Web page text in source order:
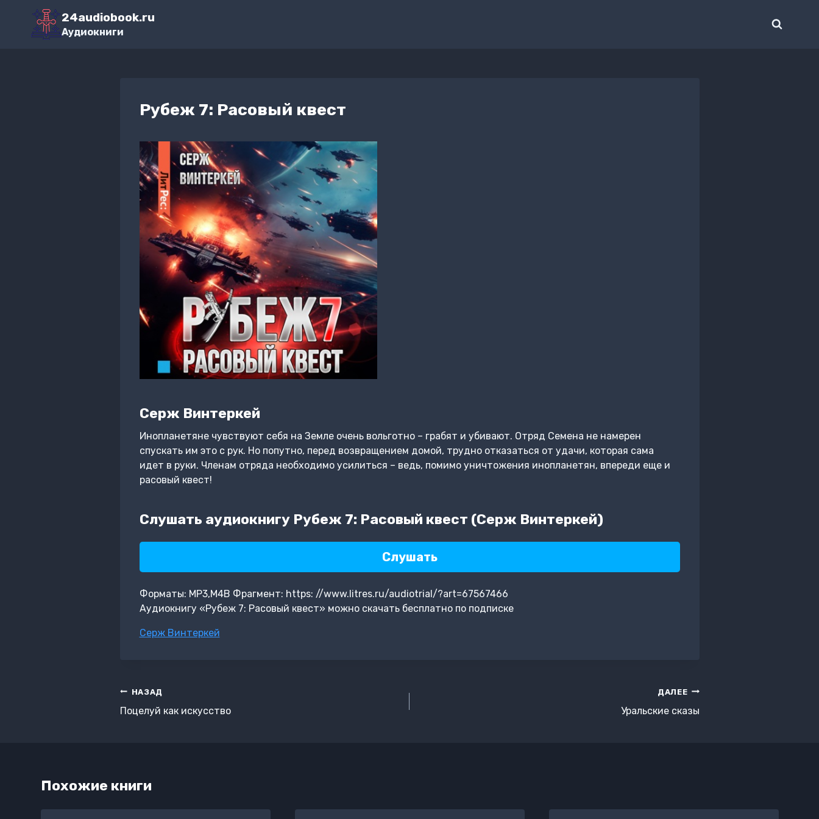
Перейти
содержимому
24audiobook.ru
Аудиокниги
Рубеж 7: Расовый квест
Серж Винтеркей
Инопланетяне чувствуют себя на Земле очень вольготно – грабят и убивают. Отряд Семена не намерен
спускать им это с рук. Но попутно, перед возвращением домой, трудно отказаться от удачи, которая сама
идет в руки. Членам отряда необходимо усилиться – ведь, помимо уничтожения инопланетян, впереди еще и
расовый квест!
Слушать аудиокнигу Рубеж 7: Расовый квест (Серж Винтеркей)
Слушать
Форматы: MP3,M4B Фрагмент: https: //www.litres.ru/audiotrial/?art=67567466
Аудиокнигу «Рубеж 7: Расовый квест» можно скачать бесплатно по подписке
Метки
Серж Винтеркей
Навигация
по
НАЗАД
Поцелуй как искусство
ДАЛЕЕ
Уральские сказы
Похожие книги